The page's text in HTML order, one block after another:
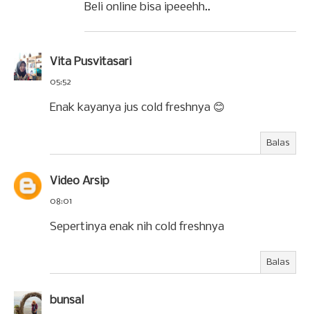
Beli online bisa ipeeehh..
Vita Pusvitasari
05:52
Enak kayanya jus cold freshnya 😊
Balas
Video Arsip
08:01
Sepertinya enak nih cold freshnya
Balas
bunsal